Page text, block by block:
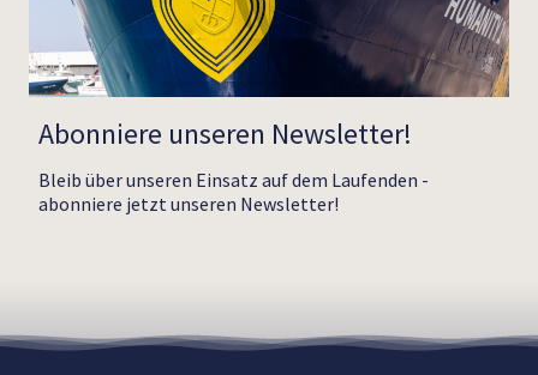
Abonniere unseren Newsletter!
Bleib über unseren Einsatz auf dem Laufenden -
abonniere jetzt unseren Newsletter!